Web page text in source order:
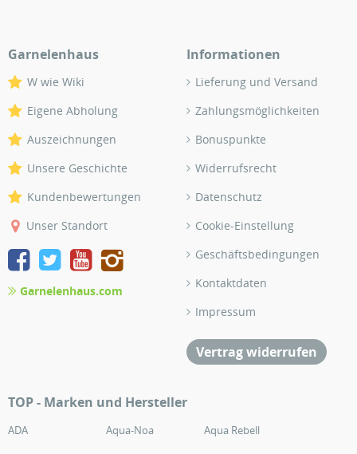
Garnelenhaus
W wie Wiki
Eigene Abholung
Auszeichnungen
Unsere Geschichte
Kundenbewertungen
Unser Standort
Garnelenhaus.com
Informationen
Lieferung und Versand
Zahlungsmöglichkeiten
Bonuspunkte
Widerrufsrecht
Datenschutz
Cookie-Einstellung
Geschäftsbedingungen
Kontaktdaten
Impressum
Vertrag widerrufen
TOP - Marken und Hersteller
ADA Aqua-Noa
Aqua Rebell